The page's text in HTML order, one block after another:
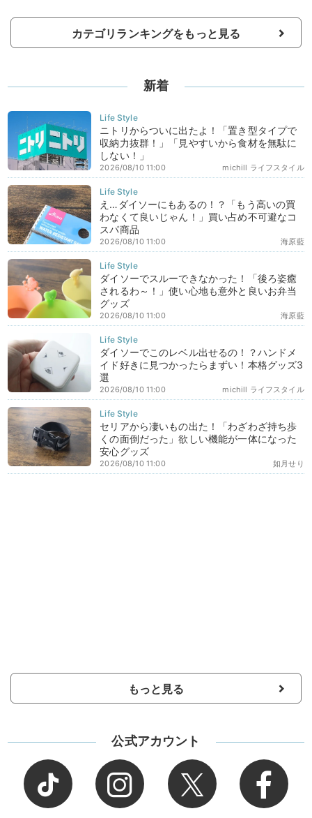
カテゴリランキングをもっと見る
新着
ニトリからついに出たよ！「置き型タイプで
収納力抜群！」「見やすいから食材を無駄に
しない！」
michill ライフスタイル
2026/08/10 11:00
え…ダイソーにもあるの！？「もう高いの買
わなくて良いじゃん！」買い占め不可避なコ
スパ商品
海原藍
2026/08/10 11:00
ダイソーでスルーできなかった！「後ろ姿癒
されるわ～！」使い心地も意外と良いお弁当
グッズ
海原藍
2026/08/10 11:00
ダイソーでこのレベル出せるの！？ハンドメ
イド好きに見つかったらまずい！本格グッズ3
選
michill ライフスタイル
2026/08/10 11:00
セリアから凄いもの出た！「わざわざ持ち歩
くの面倒だった」欲しい機能が一体になった
安心グッズ
如月せり
2026/08/10 11:00
もっと見る
公式アカウント